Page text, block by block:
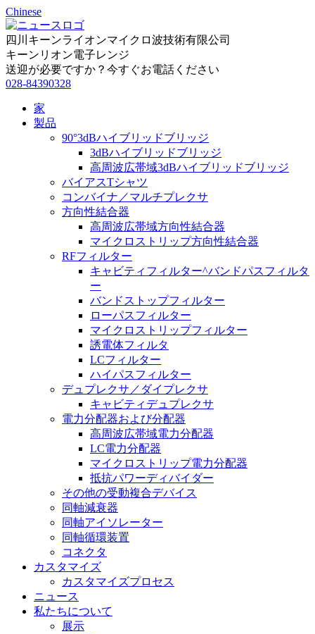
Chinese
四川キーンライオンマイクロ波技術有限公司
キーンリオン電子レンジ
送迎が必要ですか？今すぐお電話ください
028-84390328
家
製品
90°3dBハイブリッドブリッジ
3dBハイブリッドブリッジ
高周波広帯域3dBハイブリッドブリッジ
バイアスTシャツ
コンバイナ／マルチプレクサ
方向性結合器
高周波広帯域方向性結合器
マイクロストリップ方向性結合器
RFフィルター
キャビティフィルター^バンドパスフィルタ
ー
バンドストップフィルター
ローパスフィルター
マイクロストリップフィルター
誘電体フィルタ
LCフィルター
ハイパスフィルター
デュプレクサ／ダイプレクサ
キャビティデュプレクサ
電力分配器および分配器
高周波広帯域電力分配器
LC電力分配器
マイクロストリップ電力分配器
抵抗パワーディバイダー
その他の受動複合デバイス
同軸減衰器
同軸アイソレーター
同軸循環装置
コネクタ
カスタマイズ
カスタマイズプロセス
ニュース
私たちについて
展示